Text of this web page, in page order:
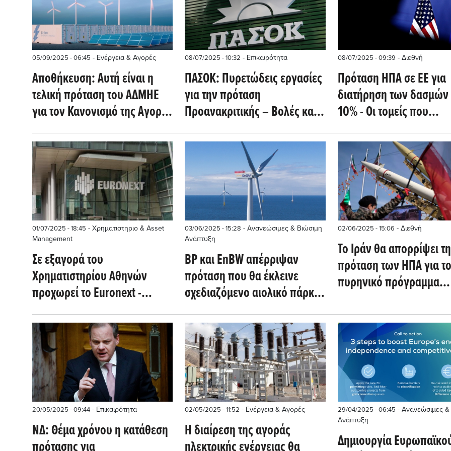
05/09/2025 - 06:45 - Ενέργεια & Αγορές
Αποθήκευση: Αυτή είναι η
τελική πρόταση του ΑΔΜΗΕ
για τον Κανονισμό της Αγοράς
Εξισορρόπησης - Τι αλλάζει
08/07/2025 - 10:32 - Επικαιρότητα
ΠΑΣΟΚ: Πυρετώδεις εργασίες
για την πρόταση
Προανακριτικής – Βολές κατά
Τσίπρα
08/07/2025 - 09:39 - Διεθνή
Πρόταση ΗΠΑ σε ΕΕ για
διατήρηση των δασμών
10% - Οι τομείς που
εξαιρούνται (Politico)
01/07/2025 - 18:45 - Χρηματιστηριο & Asset
Management
Σε εξαγορά του
Χρηματιστηρίου Αθηνών
προχωρεί το Euronext -
Πρόταση ανταλλαγής
μετοχών, στα 6,90 ευρώ η
αποτίμηση
03/06/2025 - 15:28 - Ανανεώσιμες & Βιώσιμη
Ανάπτυξη
BP και EnBW απέρριψαν
πρόταση που θα έκλεινε
σχεδιαζόμενο αιολικό πάρκο
στη ΒΔ Αγγλία
02/06/2025 - 15:06 - Διεθνή
Το Ιράν θα απορρίψει
πρόταση των ΗΠΑ για το
πυρηνικό πρόγραμμα
20/05/2025 - 09:44 - Επικαιρότητα
ΝΔ: Θέμα χρόνου η κατάθεση
πρότασης για
02/05/2025 - 11:52 - Ενέργεια & Αγορές
Η διαίρεση της αγοράς
ηλεκτρικής ενέργειας θα
29/04/2025 - 06:45 - Ανανεώσιμες &
Ανάπτυξη
Δημιουργία